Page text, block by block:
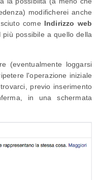
modificherei anche
come Indirizzo web
possibile a quello della
(eventualmente loggarsi
l'operazione iniziale
previo inserimento
in una schermata